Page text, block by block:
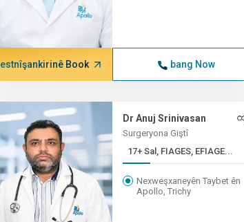
Book bang Now
Dr Anuj Srinivasan
Surgeryona Giştî
17+ Sal, FIAGES, EFIAGE...
Nexweşxaneyên Taybet ên
Apollo, Trichy